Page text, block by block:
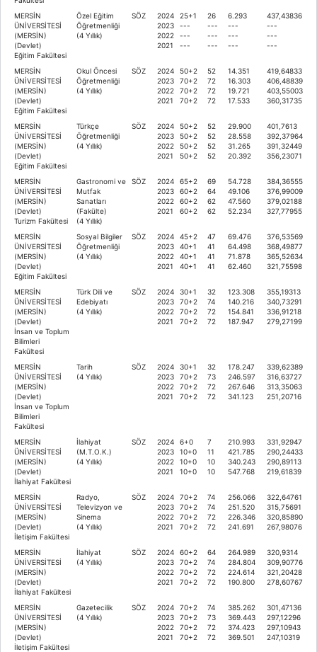
MERSİN
ÜNİVERSİTESİ
(MERSİN)
(Devlet)
Eğitim Fakültesi
Özel Eğitim
Öğretmenliği
(4 Yıllık)
SÖZ
2024
2023
2022
2021
25+1
---
---
---
26
---
---
---
6.293
---
---
---
437,43836
---
---
---
MERSİN
ÜNİVERSİTESİ
(MERSİN)
(Devlet)
Eğitim Fakültesi
Okul Öncesi
Öğretmenliği
(4 Yıllık)
SÖZ
2024
2023
2022
2021
50+2
70+2
70+2
70+2
52
72
72
72
14.351
16.303
19.721
17.533
419,64833
406,48839
403,55003
360,31735
MERSİN
ÜNİVERSİTESİ
(MERSİN)
(Devlet)
Eğitim Fakültesi
Türkçe
Öğretmenliği
(4 Yıllık)
SÖZ
2024
2023
2022
2021
50+2
50+2
50+2
50+2
52
52
52
52
29.900
28.558
31.265
20.392
401,7613
392,37964
391,32449
356,23071
MERSİN
ÜNİVERSİTESİ
(MERSİN)
(Devlet)
Turizm Fakültesi
Gastronomi ve
Mutfak
Sanatları
(Fakülte)
(4 Yıllık)
SÖZ
2024
2023
2022
2021
65+2
60+2
60+2
60+2
69
64
62
62
54.728
49.106
47.560
52.234
384,36555
376,99009
379,02188
327,77955
MERSİN
ÜNİVERSİTESİ
(MERSİN)
(Devlet)
Eğitim Fakültesi
Sosyal Bilgiler
Öğretmenliği
(4 Yıllık)
SÖZ
2024
2023
2022
2021
45+2
40+1
40+1
40+1
47
41
41
41
69.476
64.498
71.878
62.460
376,53569
368,49877
365,52634
321,75598
MERSİN
ÜNİVERSİTESİ
(MERSİN)
(Devlet)
İnsan ve Toplum
Bilimleri
Fakültesi
Türk Dili ve
Edebiyatı
(4 Yıllık)
SÖZ
2024
2023
2022
2021
30+1
70+2
70+2
70+2
32
74
72
72
123.308
140.216
154.841
187.947
355,19313
340,73291
336,91218
279,27199
MERSİN
ÜNİVERSİTESİ
(MERSİN)
(Devlet)
İnsan ve Toplum
Bilimleri
Fakültesi
Tarih
(4 Yıllık)
SÖZ
2024
2023
2022
2021
30+1
70+2
70+2
70+2
32
73
72
72
178.247
246.597
267.646
341.123
339,62389
316,63727
313,35063
251,20716
MERSİN
ÜNİVERSİTESİ
(MERSİN)
(Devlet)
İlahiyat Fakültesi
İlahiyat
(M.T.O.K.)
(4 Yıllık)
SÖZ
2024
2023
2022
2021
6+0
10+0
10+0
10+0
7
11
10
10
210.993
421.785
340.243
547.768
331,92947
290,24433
290,89113
219,61839
MERSİN
ÜNİVERSİTESİ
(MERSİN)
(Devlet)
İletişim Fakültesi
Radyo,
Televizyon ve
Sinema
(4 Yıllık)
SÖZ
2024
2023
2022
2021
70+2
70+2
70+2
70+2
74
74
72
72
256.066
251.520
226.346
241.691
322,64761
315,75691
320,85890
267,98076
MERSİN
ÜNİVERSİTESİ
(MERSİN)
(Devlet)
İlahiyat Fakültesi
İlahiyat
(4 Yıllık)
SÖZ
2024
2023
2022
2021
60+2
70+2
70+2
70+2
64
74
72
72
264.989
284.804
224.614
190.800
320,9314
309,90776
321,20428
278,60767
MERSİN
ÜNİVERSİTESİ
(MERSİN)
(Devlet)
İletişim Fakültesi
Gazetecilik
(4 Yıllık)
SÖZ
2024
2023
2022
2021
70+2
70+2
70+2
70+2
74
73
72
72
385.262
369.443
374.423
369.501
301,47136
297,12296
297,10943
247,10319